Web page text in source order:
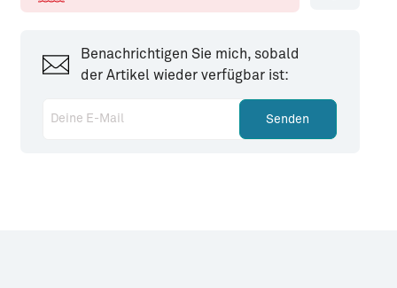
Benachrichtigen Sie mich, sobald
der Artikel wieder verfügbar ist:
Senden